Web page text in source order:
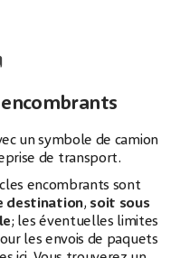
encombrants
un symbole de camion
de transport.
encombrants sont
destination, soit sous
; les éventuelles limites
les envois de paquets